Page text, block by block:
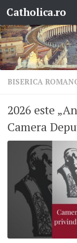
Skip to content
Catholica.ro
BISERICA
2026 este
Camera